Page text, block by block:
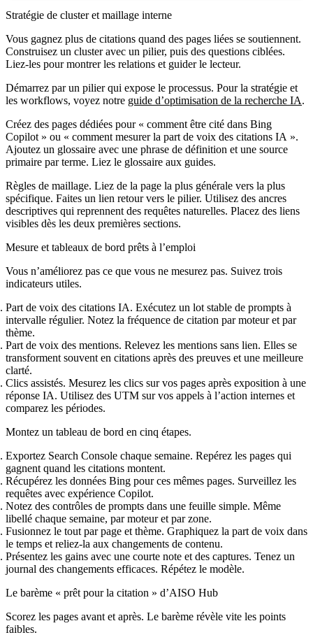
Stratégie de cluster et maillage interne
Vous gagnez plus de citations quand des pages liées se soutiennent.
Construisez un cluster avec un pilier, puis des questions ciblées.
Liez‑les pour montrer les relations et guider le lecteur.
Démarrez par un pilier qui expose le processus. Pour la stratégie et
les workflows, voyez notre guide d’optimisation de la recherche IA.
Créez des pages dédiées pour « comment être cité dans Bing
Copilot » ou « comment mesurer la part de voix des citations IA ».
Ajoutez un glossaire avec une phrase de définition et une source
primaire par terme. Liez le glossaire aux guides.
Règles de maillage. Liez de la page la plus générale vers la plus
spécifique. Faites un lien retour vers le pilier. Utilisez des ancres
descriptives qui reprennent des requêtes naturelles. Placez des liens
visibles dès les deux premières sections.
Mesure et tableaux de bord prêts à l’emploi
Vous n’améliorez pas ce que vous ne mesurez pas. Suivez trois
indicateurs utiles.
Part de voix des citations IA. Exécutez un lot stable de prompts à
intervalle régulier. Notez la fréquence de citation par moteur et par
thème.
Part de voix des mentions. Relevez les mentions sans lien. Elles se
transforment souvent en citations après des preuves et une meilleure
clarté.
Clics assistés. Mesurez les clics sur vos pages après exposition à une
réponse IA. Utilisez des UTM sur vos appels à l’action internes et
comparez les périodes.
Montez un tableau de bord en cinq étapes.
Exportez Search Console chaque semaine. Repérez les pages qui
gagnent quand les citations montent.
Récupérez les données Bing pour ces mêmes pages. Surveillez les
requêtes avec expérience Copilot.
Notez des contrôles de prompts dans une feuille simple. Même
libellé chaque semaine, par moteur et par zone.
Fusionnez le tout par page et thème. Graphiquez la part de voix dans
le temps et reliez‑la aux changements de contenu.
Présentez les gains avec une courte note et des captures. Tenez un
journal des changements efficaces. Répétez le modèle.
Le barème « prêt pour la citation » d’AISO Hub
Scorez les pages avant et après. Le barème révèle vite les points
faibles.